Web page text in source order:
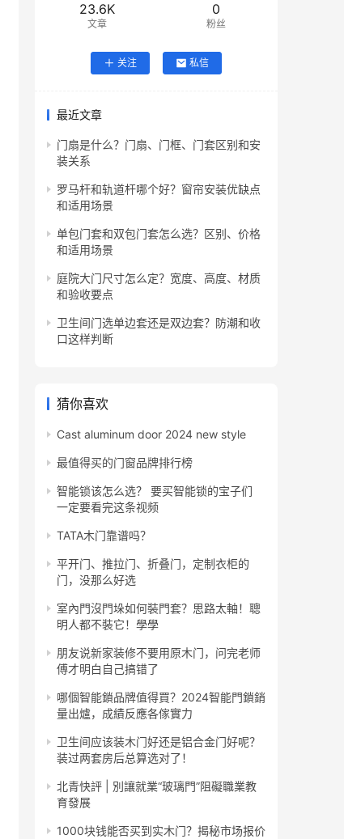
23.6K
文章
0
粉丝
关注 私信
最近文章
门扇是什么？门扇、门框、门套区别和安
装关系
罗马杆和轨道杆哪个好？窗帘安装优缺点
和适用场景
单包门套和双包门套怎么选？区别、价格
和适用场景
庭院大门尺寸怎么定？宽度、高度、材质
和验收要点
卫生间门选单边套还是双边套？防潮和收
口这样判断
猜你喜欢
Cast aluminum door 2024 new style
最值得买的门窗品牌排行榜
智能锁该怎么选？ 要买智能锁的宝子们
一定要看完这条视频
TATA木门靠谱吗？
平开门、推拉门、折叠门，定制衣柜的
门，没那么好选
室內門沒門垛如何裝門套？思路太軸！聰
明人都不裝它！學學
朋友说新家装修不要用原木门，问完老师
傅才明白自己搞错了
哪個智能鎖品牌值得買？2024智能門鎖銷
量出爐，成績反應各傢實力
卫生间应该装木门好还是铝合金门好呢？
装过两套房后总算选对了！
北青快評 | 別讓就業“玻璃門”阻礙職業教
育發展
1000块钱能否买到实木门？揭秘市场报价